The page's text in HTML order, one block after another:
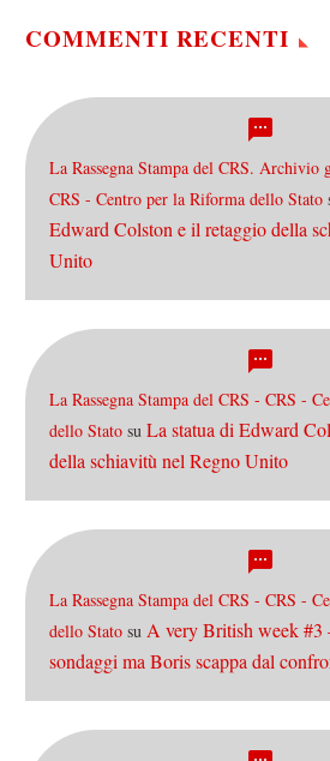
COMMENTI RECENTI
La Rassegna Stampa del CRS. Archivio
CRS - Centro per la Riforma dello Stato
Edward Colston e il retaggio della
Unito
La Rassegna Stampa del CRS - CRS -
dello Stato su La statua di Edward
della schiavitù nel Regno Unito
La Rassegna Stampa del CRS - CRS -
dello Stato su A very British week #3
sondaggi ma Boris scappa dal